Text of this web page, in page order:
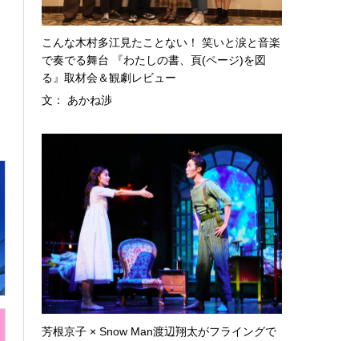
こんな木村多江見たことない！ 笑いと涙と音楽
で奏でる舞台 『わたしの書、頁(ページ)を図
る』取材会＆観劇レビュー
文： あかね渉
芳根京子 × Snow Man渡辺翔太がフライングで